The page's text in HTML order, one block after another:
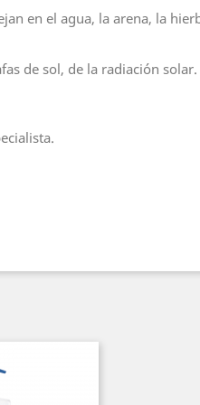
en el agua, la arena, la
de sol, de la radiación